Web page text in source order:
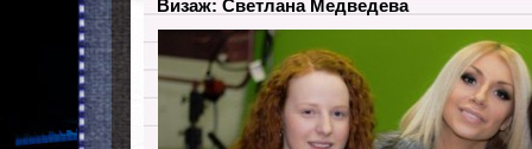
Визаж: Светлана Медведева